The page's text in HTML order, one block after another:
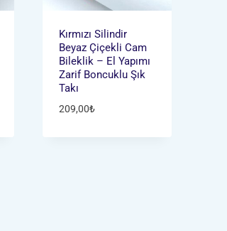
Kırmızı Silindir
Beyaz Çiçekli Cam
Bileklik – El Yapımı
Zarif Boncuklu Şık
Takı
209,00₺